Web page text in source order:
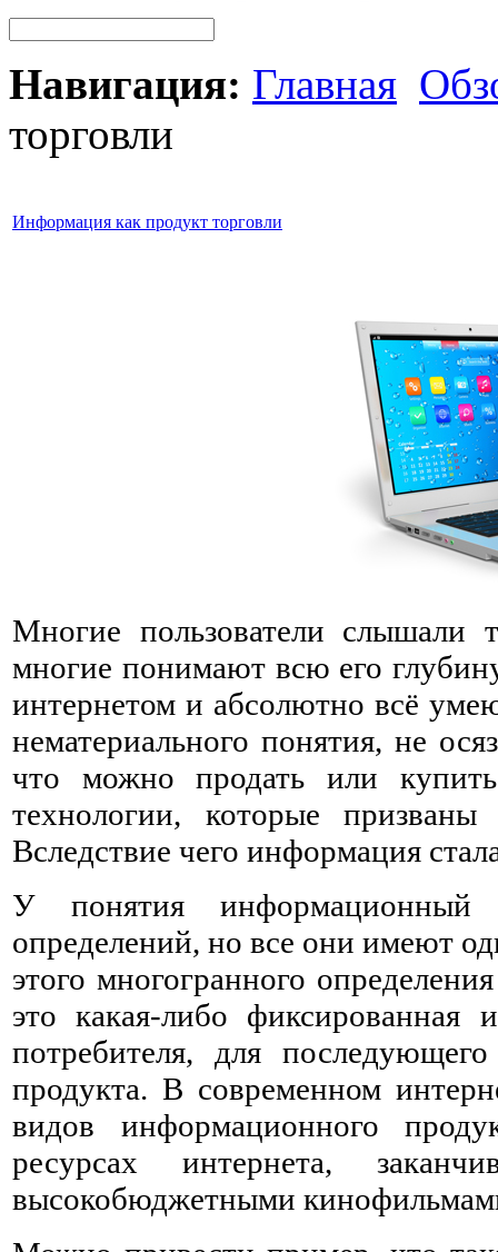
Навигация: Главная
торговли
Информация как продукт торговли
Многие пользователи слышали
многие понимают всю его
интернетом и абсолютно всё
нематериального понятия, не
что можно продать или
технологии, которые
Вследствие чего информация
У понятия информационный
определений, но все они имеют
этого многогранного
это какая-либо фиксированная
потребителя, для
продукта. В современном
видов информационного
ресурсах интернета,
высокобюджетными